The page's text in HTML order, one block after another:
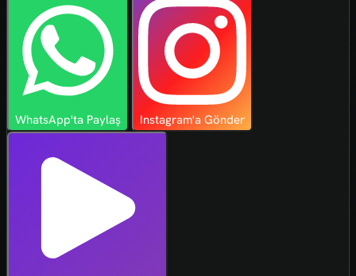
WhatsApp'ta Paylaş Instagram'a Gönder